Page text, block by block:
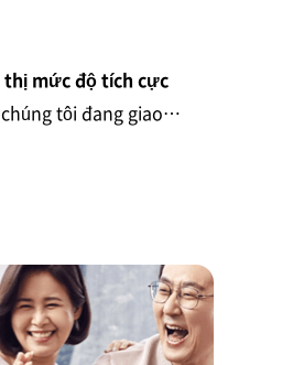
thị mức độ tích cực
tôi đang giao